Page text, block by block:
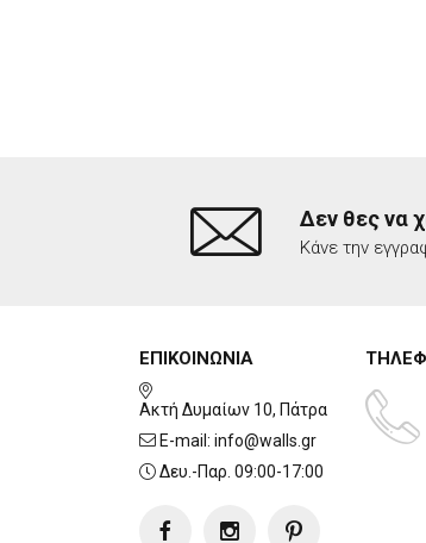
Δεν θες να
Κάνε την
ΕΠΙΚΟΙΝΩΝΙΑ
Ακτή Δυμαίων 10, Πάτρα
E-mail: info@walls.gr
Δευ.-Παρ. 09:00-17:00